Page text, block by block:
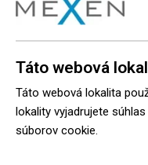
So sprchovou
S
Táto webová
Táto webová lokalita
lokality vyjadrujete
súborov cookie.